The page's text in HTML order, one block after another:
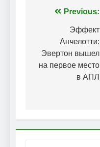
Навігація
записів
Previous:
Эффект
Анчелотти:
Эвертон вышел
на первое место
в АПЛ